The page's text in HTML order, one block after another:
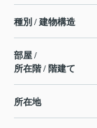
種別 / 建物構造
部屋 /
所在階 / 階建て
所在地